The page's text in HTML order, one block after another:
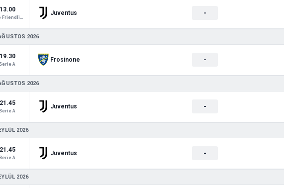
13.00
Club Friendlies 1
Juventus -
2026
19.30
Serie A
Frosinone -
2026
21.45
Serie A
Juventus -
2026
21.45
Serie A
Juventus -
2026